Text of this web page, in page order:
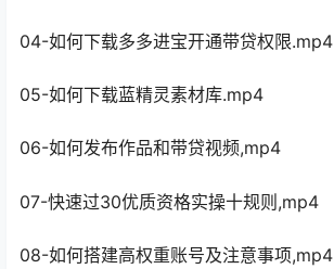
04-如何下载多多进宝开通带贷权限.mp4
05-如何下载蓝精灵素材库.mp4
06-如何发布作品和带贷视频,mp4
07-快速过30优质资格实操十规则,mp4
08-如何搭建高权重账号及注意事项,mp4